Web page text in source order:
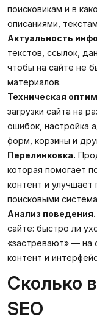
поисковикам и в
описаниями,
Актуальность
текстов, ссылок,
чтобы на сайте не
материалов.
Техническая
загрузки сайта на
ошибок, настройка
форм, корзины и
Перелинковка.
которая помогает
контент и улучшает
поисковыми
Анализ поведения.
сайте: быстро ли
«застревают» — на
контент и
Сколько
SEO